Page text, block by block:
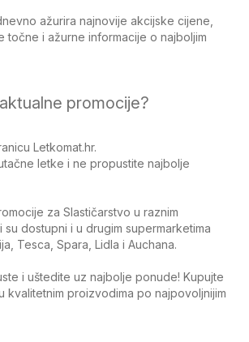
ažurira najnovije akcijske cijene,
točne i ažurne informacije o najboljim
promocije?
Letkomat.hr.
letke i ne propustite najbolje
za Slastičarstvo u raznim
su dostupni i u drugim supermarketima
Tesca, Spara, Lidla i Auchana.
i uštedite uz najbolje ponude! Kupujte
kvalitetnim proizvodima po najpovoljnijim